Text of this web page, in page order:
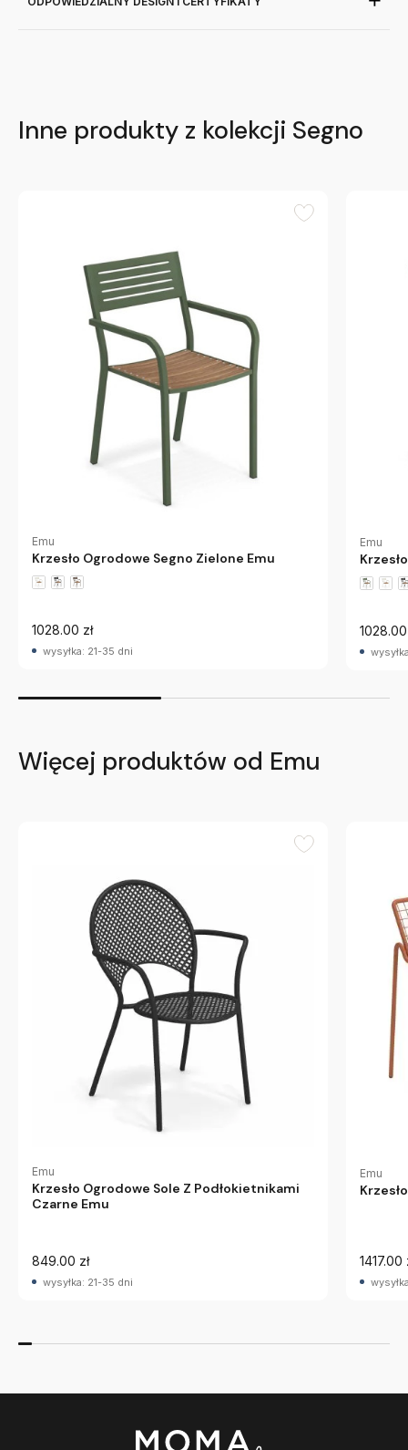
Inne produkty z kolekcji Segno
Emu
Krzesło Ogrodowe Segno Zielone Emu
1028.00 zł
wysyłka: 21-35 dni
Emu
1028.00
Więcej produktów od Emu
Emu
Krzesło Ogrodowe Sole Z Podłokietnikami
Czarne Emu
849.00 zł
wysyłka: 21-35 dni
Emu
1417.00